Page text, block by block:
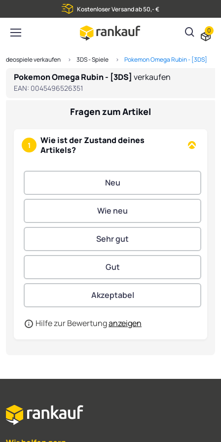
Kostenloser Versand ab 50,- €
0
Videospiele verkaufen 3DS - Spiele Pokemon Omega Rubin - [3DS]
Pokemon Omega Rubin - [3DS] verkaufen
EAN: 0045496526351
Fragen zum Artikel
1
Wie ist der Zustand deines
Artikels?
Hilfe zur Bewertunganzeigen